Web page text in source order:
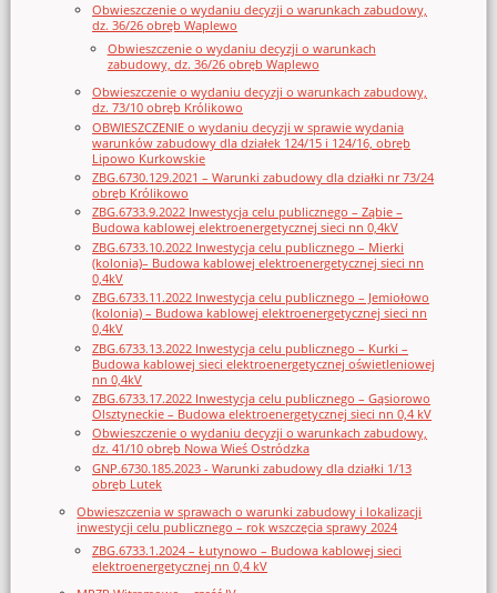
Obwieszczenie o wydaniu decyzji o warunkach zabudowy,
dz. 36/26 obręb Waplewo
Obwieszczenie o wydaniu decyzji o warunkach
zabudowy, dz. 36/26 obręb Waplewo
Obwieszczenie o wydaniu decyzji o warunkach zabudowy,
dz. 73/10 obręb Królikowo
OBWIESZCZENIE o wydaniu decyzji w sprawie wydania
warunków zabudowy dla działek 124/15 i 124/16, obręb
Lipowo Kurkowskie
ZBG.6730.129.2021 – Warunki zabudowy dla działki nr 73/24
obręb Królikowo
ZBG.6733.9.2022 Inwestycja celu publicznego – Ząbie –
Budowa kablowej elektroenergetycznej sieci nn 0,4kV
ZBG.6733.10.2022 Inwestycja celu publicznego – Mierki
(kolonia)– Budowa kablowej elektroenergetycznej sieci nn
0,4kV
ZBG.6733.11.2022 Inwestycja celu publicznego – Jemiołowo
(kolonia) – Budowa kablowej elektroenergetycznej sieci nn
0,4kV
ZBG.6733.13.2022 Inwestycja celu publicznego – Kurki –
Budowa kablowej sieci elektroenergetycznej oświetleniowej
nn 0,4kV
ZBG.6733.17.2022 Inwestycja celu publicznego – Gąsiorowo
Olsztyneckie – Budowa elektroenergetycznej sieci nn 0,4 kV
Obwieszczenie o wydaniu decyzji o warunkach zabudowy,
dz. 41/10 obręb Nowa Wieś Ostródzka
GNP.6730.185.2023 - Warunki zabudowy dla działki 1/13
obręb Lutek
Obwieszczenia w sprawach o warunki zabudowy i lokalizacji
inwestycji celu publicznego – rok wszczęcia sprawy 2024
ZBG.6733.1.2024 – Łutynowo – Budowa kablowej sieci
elektroenergetycznej nn 0,4 kV